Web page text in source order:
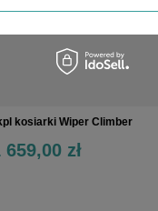
kosiarki Wiper Climber
659,00 zł